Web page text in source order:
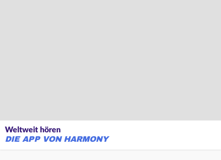
Weltweit hören
DIE APP VON HARMONY